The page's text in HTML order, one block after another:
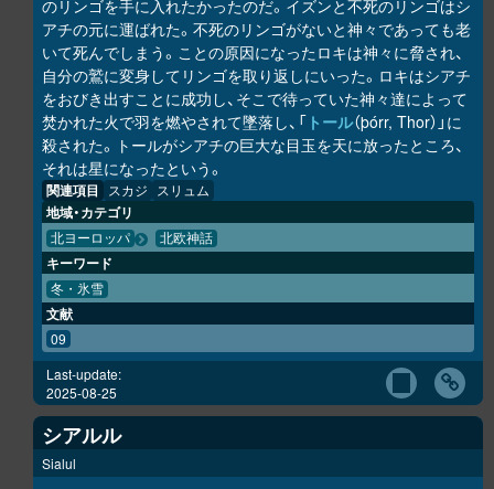
のリンゴを手に入れたかったのだ。イズンと不死のリンゴはシ
アチの元に運ばれた。不死のリンゴがないと神々であっても老
いて死んでしまう。ことの原因になったロキは神々に脅され、
自分の鷲に変身してリンゴを取り返しにいった。ロキはシアチ
をおびき出すことに成功し、そこで待っていた神々達によって
焚かれた火で羽を燃やされて墜落し、「 トール（þórr, Thor）」に
殺された。トールがシアチの巨大な目玉を天に放ったところ、
それは星になったという。
関連項目 スカジ スリュム
地域・カテゴリ
北ヨーロッパ 北欧神話
キーワード
冬・氷雪
文献
09
Last-update:
2025-08-25
シアルル
Sialul